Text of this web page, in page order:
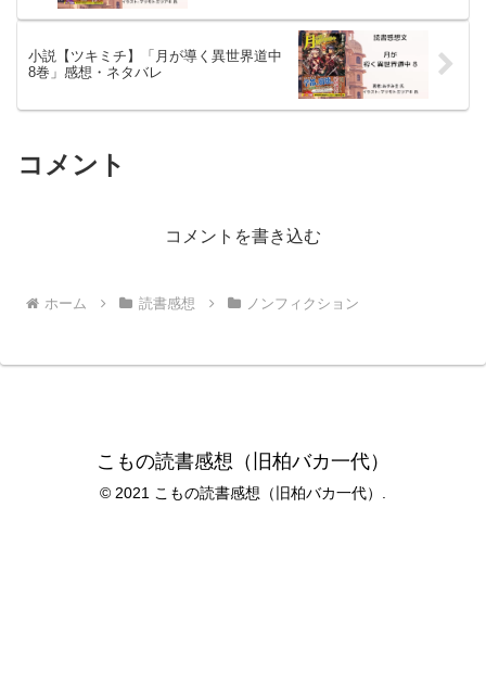
小説【ツキミチ】「月が導く異世界道中
8巻」感想・ネタバレ
コメント
コメントを書き込む
ホーム 読書感想 ノンフィクション
こもの読書感想（旧柏バカ一代）
© 2021 こもの読書感想（旧柏バカ一代）.